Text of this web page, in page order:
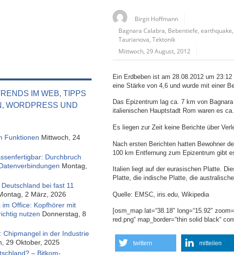
Birgit Hoffmann
Bagnara Calabra Bebentiefe ,earthquake
Taurianova ,Tektonik
Mittwoch, 29 August, 2012
Ein Erdbeben ist am 28.08.2012 um
eine Stärke von 4,6 und wurde mit einer
Das Epizentrum lag ca. 7 km von
italienischen Hauptstadt Rom waren es
Es liegen zur Zeit keine Berichte über
Nach ersten Berichten hatten Bewohner
100 km Entfernung zum Epizentrum gibt
Italien liegt auf der eurasischen Platte.
Platte, die indische Platte, die
Quelle: EMSC, iris.edu, Wikipedia
[osm_map lat=“38.18″ long=“15.92″
red.png“ map_border=“thin solid black“
twittern mitteilen
IM WEB, TIPPS
WORDPRESS UND
Funktionen Mittwoch, 24
Durchbruch
Montag,
bei fast 11
2 März, 2026
im Office: Kopfhörer mit
nutzen Donnerstag, 8
Chipmangel in der Industrie
29 Oktober, 2025
– Bitkom-